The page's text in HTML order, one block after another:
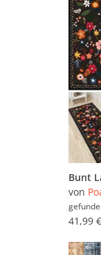
von
41,99 €